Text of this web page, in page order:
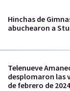
Hinchas de
abuchearon a
Telenueve
desplomaron las
de febrero de 2024